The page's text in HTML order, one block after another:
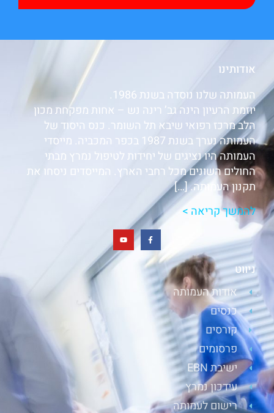
אודותינו
העמותה שלנו נוסדה בשנת 1986.
יוזמת הרעיון הינה גב’ רינה נש – אחות מפקחת מכון
הלב מרכז רפואי שיבא תל השומר. כנס היסוד של
העמותה נערך בשנת 1987 בכפר המכביה. מייסדי
העמותה היו נציגים של יחידות לטיפול נמרץ מבתי
החולים השונים מכל רחבי הארץ. המייסדים ניסחו את
תקנון העמותה. […]
להמשך קריאה >
ניווט
אודות העמותה
כנסים
קורסים
פרסומים
ישיבת EBN
עידכון נמרץ
רישום לעמותה